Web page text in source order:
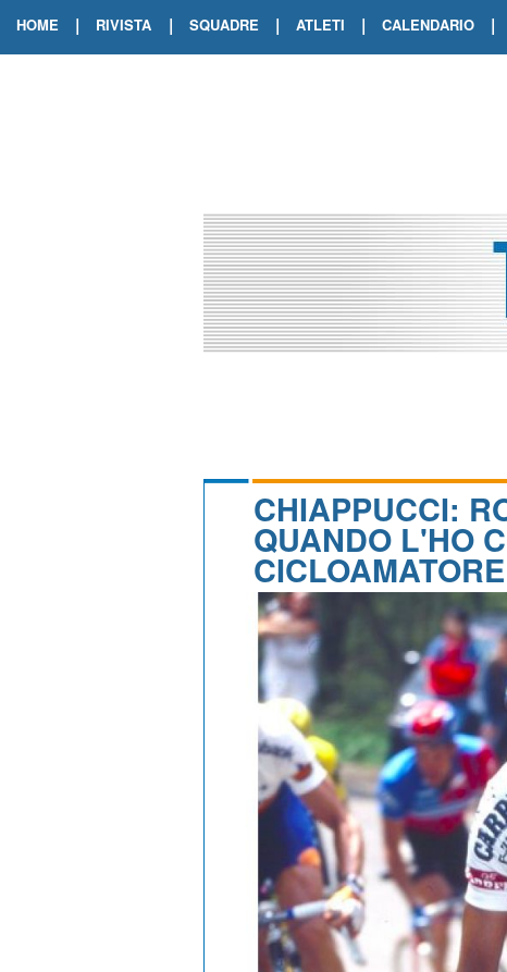
HOME | RIVISTA | SQUADRE | ATLETI | CALENDARIO |
CHIAPPUCCI:
QUANDO L'HO
CICLOAMATORE